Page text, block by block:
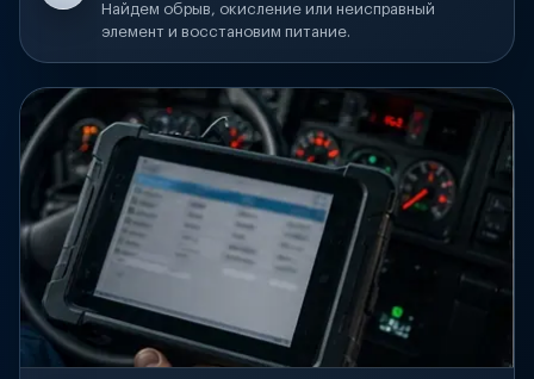
Найдем обрыв, окисление или неисправный
элемент и восстановим питание.